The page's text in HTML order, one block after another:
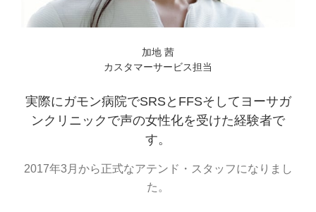
加地 茜
カスタマーサービス担当
実際にガモン病院でSRSとFFSそしてヨーサガ
ンクリニックで声の女性化を受けた経験者で
す。
2017年3月から正式なアテンド・スタッフになりまし
た。